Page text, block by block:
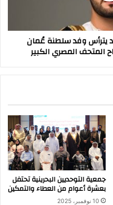
يترأس وفد سلطنة عُمان
المتحف المصري الكبير
جمعية التوحديين البحرينية تحتفل
بعشرة أعوام من العطاء والتمكين
10 نوفمبر، 2025